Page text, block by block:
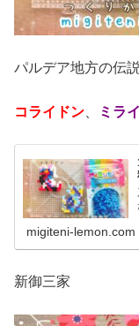
パルデア地方の伝
コライドン ミラ
migiteni-lemon.com
新御三家